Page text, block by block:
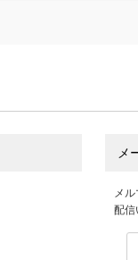
メ
メ
配信